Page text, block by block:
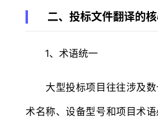
二、投标文件翻译的核
1、术语统一
大型投标项目往往涉及数
术名称、设备型号和项目术语